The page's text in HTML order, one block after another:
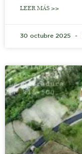
LEER MÁS >>
30 octubre 2025